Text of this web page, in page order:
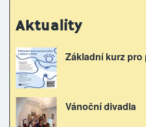
Aktuality
Základní kurz
Vánoční divadla